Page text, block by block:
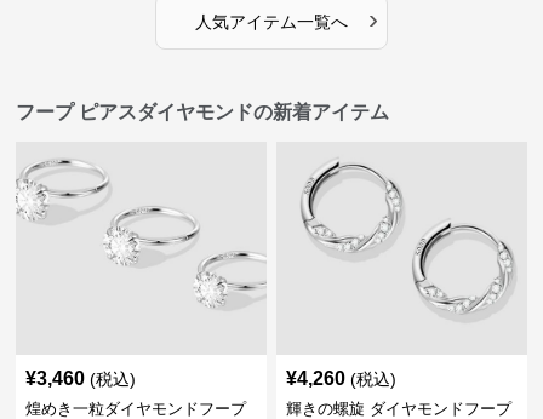
人気アイテム一覧へ ›
フープ ピアスダイヤモンドの新着アイテム
¥3,460 (税込)
煌めき一粒ダイヤモンドフープ
¥4,260 (税込)
輝きの螺旋 ダイヤモンドフープ